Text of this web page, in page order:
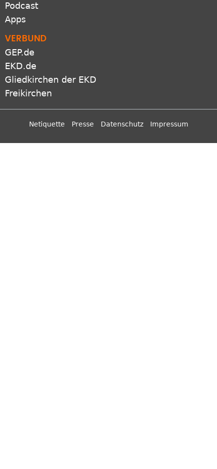
Podcast
Apps
VERBUND
GEP.de
EKD.de
Gliedkirchen der EKD
Freikirchen
Netiquette Presse Datenschutz Impressum